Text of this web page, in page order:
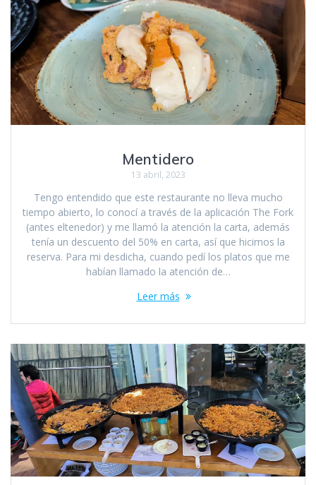
Mentidero
13 abril, 2023
Tengo entendido que este restaurante no lleva mucho
tiempo abierto, lo conocí a través de la aplicación The Fork
(antes eltenedor) y me llamó la atención la carta, además
tenía un descuento del 50% en carta, así que hicimos la
reserva. Para mi desdicha, cuando pedí los platos que me
habían llamado la atención de…
Leer más